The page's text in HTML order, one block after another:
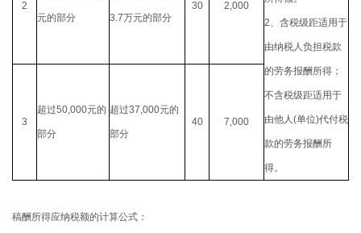
2 、含税级距适用于
由纳税人负担税款
的劳务报酬所得；
不含税级距适用于
由他人 (单位)代付税
款的劳务报酬所
得。
2
元的部分 3.7万元的部分
30 2,000
3
超过50,000元的
部分
超过37,000元的
部分
40 7,000
稿酬所得应纳税额的计算公式：